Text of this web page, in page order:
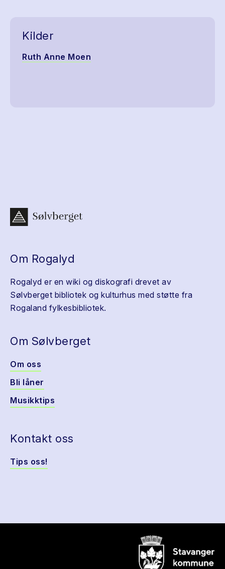
Kilder
Ruth Anne Moen
Om Rogalyd
Rogalyd er en wiki og diskografi drevet av
Sølvberget bibliotek og kulturhus med støtte fra
Rogaland fylkesbibliotek.
Om Sølvberget
Om oss
Bli låner
Musikktips
Kontakt oss
Tips oss!